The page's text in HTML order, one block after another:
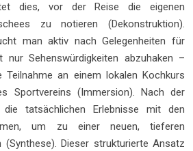
dies, vor der Reise die eigenen
zu notieren (Dekonstruktion).
man aktiv nach Gelegenheiten für
Sehenswürdigkeiten abzuhaken –
Teilnahme an einem lokalen Kochkurs
Sportvereins (Immersion). Nach der
tatsächlichen Erlebnisse mit den
um zu einer neuen, tieferen
(Synthese). Dieser strukturierte Ansatz